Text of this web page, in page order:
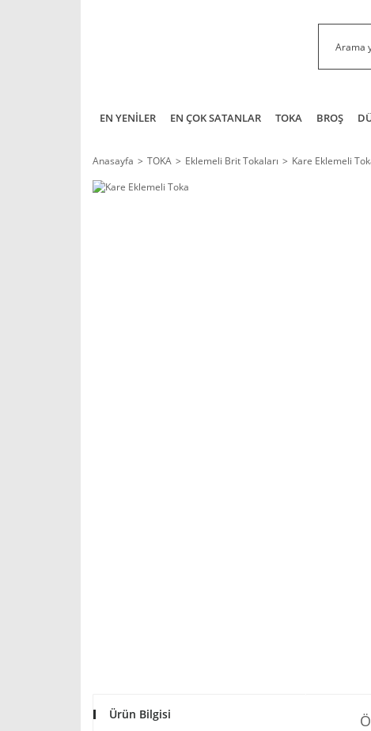
EN YENİLER EN ÇOK SATANLAR TOKA BROŞ
Anasayfa TOKA Eklemeli Brit Tokaları Kare Eklemeli
Ürün Bilgisi